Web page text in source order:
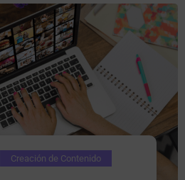
Creación de Contenido